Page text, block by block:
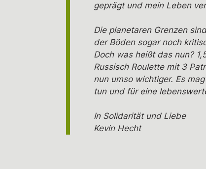
geprägt und mein Leben
Die planetaren Grenzen
der Böden sogar noch
Doch was heißt das nun?
Russisch Roulette mit 3
nun umso wichtiger. Es
tun und für eine
In Solidarität und Liebe
Kevin Hecht